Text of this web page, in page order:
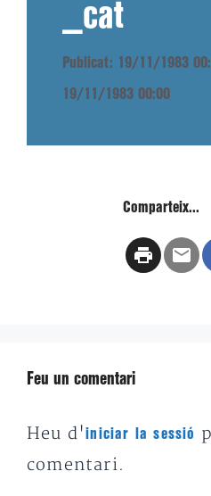
_cat
Publicat: 19/11/1983
19/11/1983 00:00
Comparteix...
Feu un comentari
Heu d'iniciar la sessió
comentari.